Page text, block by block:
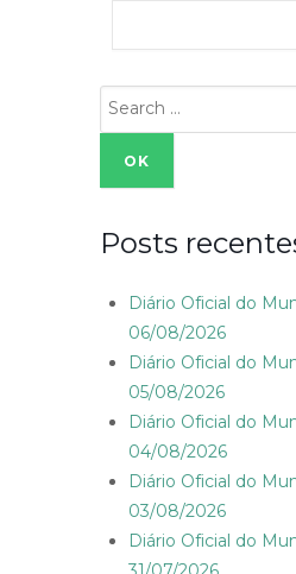
Search
for:
Posts
Diário Oficial do
06/08/2026
Diário Oficial do
05/08/2026
Diário Oficial do
04/08/2026
Diário Oficial do
03/08/2026
Diário Oficial do